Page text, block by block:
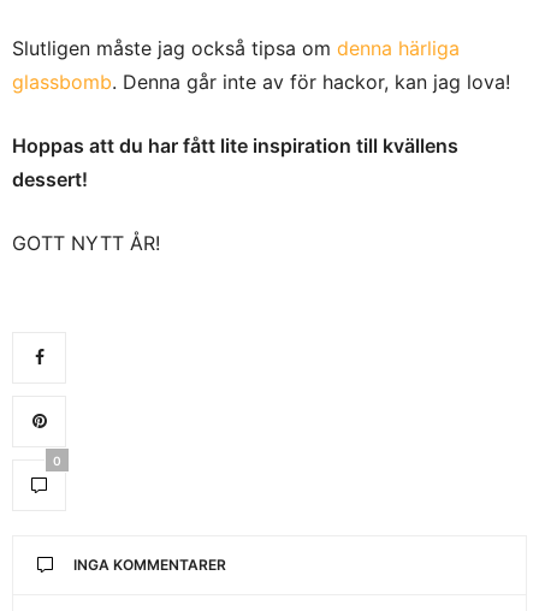
Slutligen måste jag också tipsa om denna härliga
glassbomb. Denna går inte av för hackor, kan jag lova!
Hoppas att du har fått lite inspiration till kvällens
dessert!
GOTT NYTT ÅR!
0
INGA KOMMENTARER